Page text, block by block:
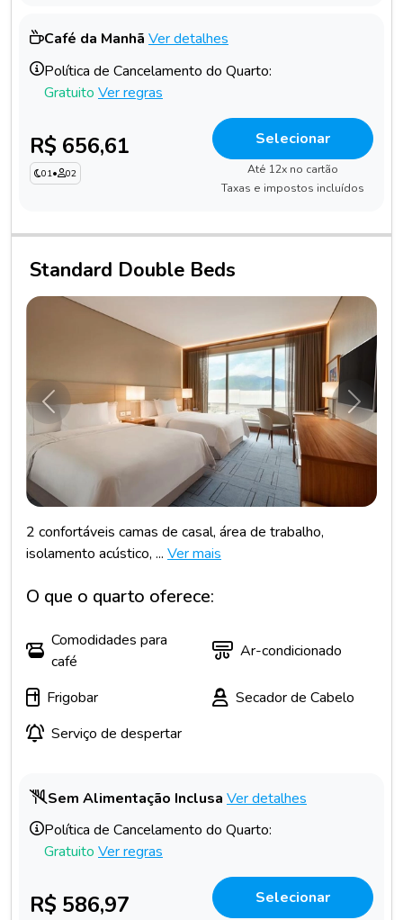
Café da Manhã Ver detalhes
Política de Cancelamento do Quarto:
Gratuito Ver regras
R$ 656,61
01• 02
Selecionar
Até 12x no cartão
Taxas e impostos incluídos
Standard Double Beds
Anterior
2 confortáveis camas de casal, área de trabalho,
isolamento acústico, ... Ver mais
O que o quarto oferece:
Comodidades para
café
Ar-condicionado
Frigobar
Secador de Cabelo
Serviço de despertar
Sem Alimentação Inclusa Ver detalhes
Política de Cancelamento do Quarto:
Gratuito Ver regras
R$ 586,97 Selecionar